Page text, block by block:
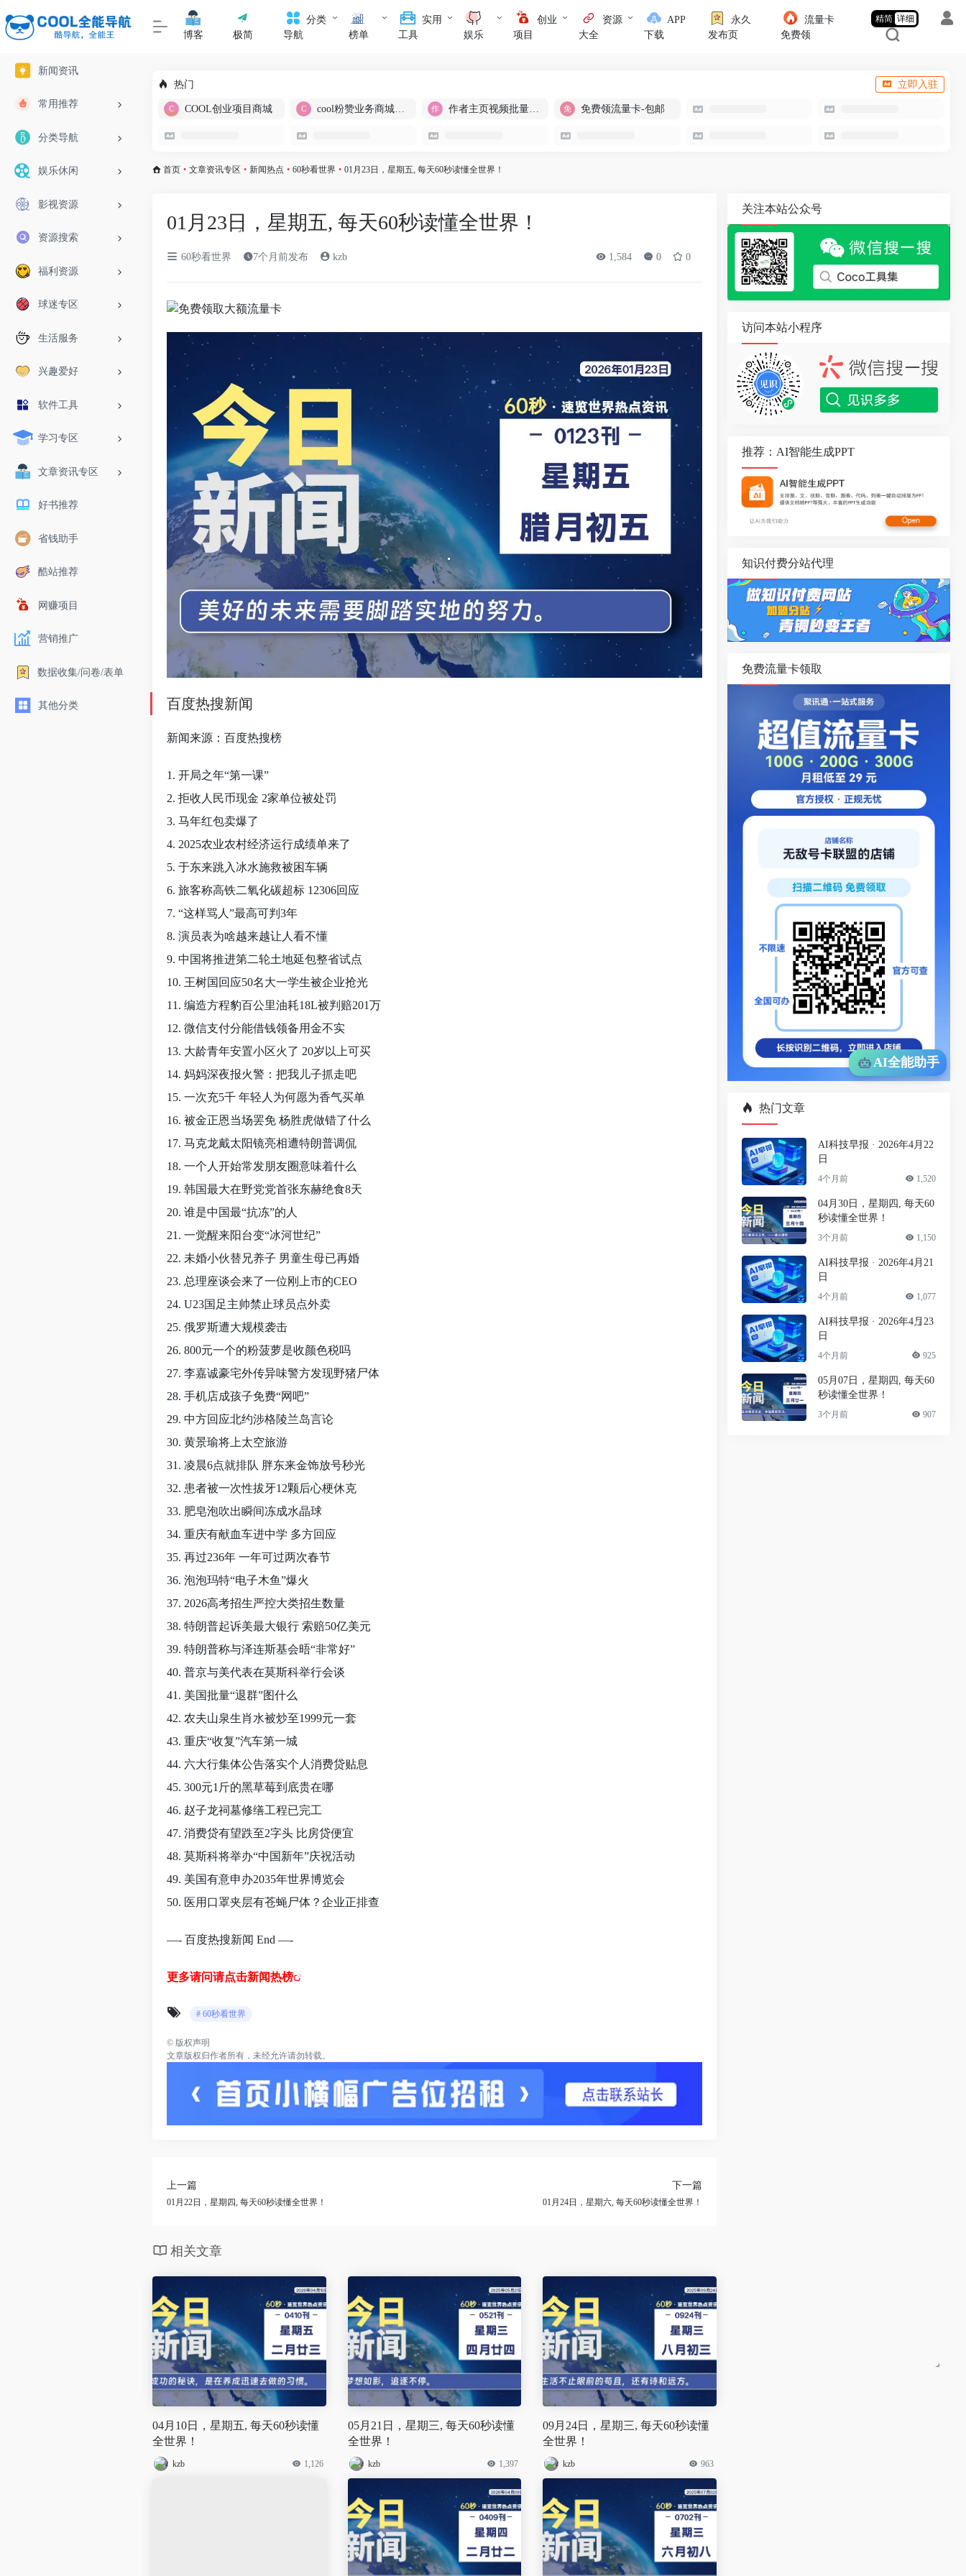
新闻资讯
常用推荐
分类导航
娱乐休闲
影视资源
资源搜索
福利资源
球迷专区
生活服务
兴趣爱好
软件工具
学习专区
文章资讯专区
好书推荐
省钱助手
酷站推荐
网赚项目
营销推广
数据收集/问卷/表单
其他分类
博客 极简
分类
导航
榜单
实用
工具
娱乐
创业
项目
资源
大全
APP
下载
永久
发布页
流量卡
免费领
精简 详细
热门 立即入驻
COOL创业项目商城 cool粉赞业务商城【爆粉引流】 作者主页视频批量提取 免费领流量卡-包邮
首页 • 文章资讯专区 • 新闻热点 • 60秒看世界 • 01月23日，星期五, 每天60秒读懂全世界！
01月23日，星期五, 每天60秒读懂全世界！
60秒看世界 7个月前发布 kzb 1,584 0 0
百度热搜新闻
新闻来源：百度热搜榜
1. 开局之年“第一课”
2. 拒收人民币现金 2家单位被处罚
3. 马年红包卖爆了
4. 2025农业农村经济运行成绩单来了
5. 于东来跳入冰水施救被困车辆
6. 旅客称高铁二氧化碳超标 12306回应
7. “这样骂人”最高可判3年
8. 演员表为啥越来越让人看不懂
9. 中国将推进第二轮土地延包整省试点
10. 王树国回应50名大一学生被企业抢光
11. 编造方程豹百公里油耗18L被判赔201万
12. 微信支付分能借钱领备用金不实
13. 大龄青年安置小区火了 20岁以上可买
14. 妈妈深夜报火警：把我儿子抓走吧
15. 一次充5千 年轻人为何愿为香气买单
16. 被金正恩当场罢免 杨胜虎做错了什么
17. 马克龙戴太阳镜亮相遭特朗普调侃
18. 一个人开始常发朋友圈意味着什么
19. 韩国最大在野党党首张东赫绝食8天
20. 谁是中国最“抗冻”的人
21. 一觉醒来阳台变“冰河世纪”
22. 未婚小伙替兄养子 男童生母已再婚
23. 总理座谈会来了一位刚上市的CEO
24. U23国足主帅禁止球员点外卖
25. 俄罗斯遭大规模袭击
26. 800元一个的粉菠萝是收颜色税吗
27. 李嘉诚豪宅外传异味警方发现野猪尸体
28. 手机店成孩子免费“网吧”
29. 中方回应北约涉格陵兰岛言论
30. 黄景瑜将上太空旅游
31. 凌晨6点就排队 胖东来金饰放号秒光
32. 患者被一次性拔牙12颗后心梗休克
33. 肥皂泡吹出瞬间冻成水晶球
34. 重庆有献血车进中学 多方回应
35. 再过236年 一年可过两次春节
36. 泡泡玛特“电子木鱼”爆火
37. 2026高考招生严控大类招生数量
38. 特朗普起诉美最大银行 索赔50亿美元
39. 特朗普称与泽连斯基会晤“非常好”
40. 普京与美代表在莫斯科举行会谈
41. 美国批量“退群”图什么
42. 农夫山泉生肖水被炒至1999元一套
43. 重庆“收复”汽车第一城
44. 六大行集体公告落实个人消费贷贴息
45. 300元1斤的黑草莓到底贵在哪
46. 赵子龙祠墓修缮工程已完工
47. 消费贷有望跌至2字头 比房贷便宜
48. 莫斯科将举办“中国新年”庆祝活动
49. 美国有意申办2035年世界博览会
50. 医用口罩夹层有苍蝇尸体？企业正排查
—- 百度热搜新闻 End —-
更多请问请点击新闻热榜
# 60秒看世界
© 版权声明
文章版权归作者所有，未经允许请勿转载。
上一篇
01月22日，星期四, 每天60秒读懂全世界！
下一篇
01月24日，星期六, 每天60秒读懂全世界！
相关文章
04月10日，星期五, 每天60秒读懂
全世界！
kzb 1,126
05月21日，星期三, 每天60秒读懂
全世界！
kzb 1,397
09月24日，星期三, 每天60秒读懂
全世界！
kzb 963
关注本站公众号
访问本站小程序
推荐：AI智能生成PPT
知识付费分站代理
免费流量卡领取
热门文章
AI科技早报 · 2026年4月22
日
4个月前 1,520
04月30日，星期四, 每天60
秒读懂全世界！
3个月前 1,150
AI科技早报 · 2026年4月21
日
4个月前 1,077
AI科技早报 · 2026年4月23
日
4个月前 925
05月07日，星期四, 每天60
秒读懂全世界！
3个月前 907
AI全能助手